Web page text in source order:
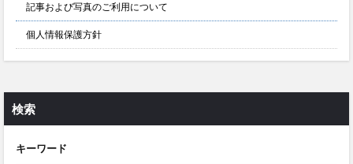
記事および写真のご利用について
個人情報保護方針
検索
キーワード